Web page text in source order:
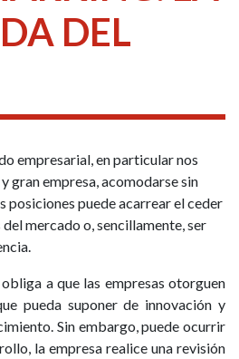
DEL
empresarial, en particular nos
gran empresa, acomodarse sin
posiciones puede acarrear el ceder
mercado o, sencillamente, ser
a que las empresas otorguen
pueda suponer de innovación y
Sin embargo, puede ocurrir
la empresa realice una revisión